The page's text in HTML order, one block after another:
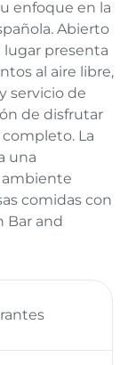
enfoque en la
Abierto
lugar presenta
al aire libre,
servicio de
de disfrutar
La
una
comidas con
Bar and